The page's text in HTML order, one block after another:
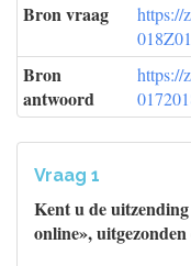
Bron vraag
https://
Bron
antwoord
https://
Vraag 1
Kent u de
online»,